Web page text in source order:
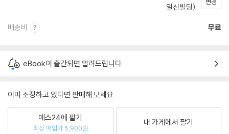
일신빌딩)
배송비 무료
eBook이 출간되면 알려드립니다.
이미 소장하고 있다면 판매해 보세요.
예스24에 팔기
최상 매입가 5,900원
내 가게에서 팔기